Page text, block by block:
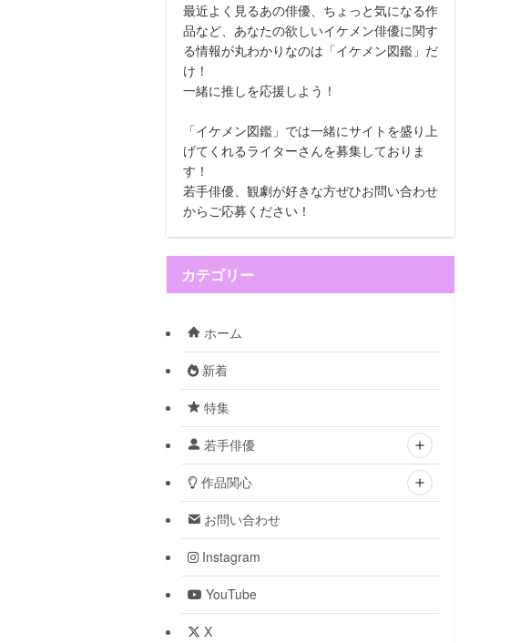
最近よく見るあの俳優、ちょっと気になる作
品など、あなたの欲しいイケメン俳優に関す
る情報が丸わかりなのは「イケメン図鑑」だ
け！
一緒に推しを応援しよう！
「イケメン図鑑」では一緒にサイトを盛り上
げてくれるライターさんを募集しておりま
す！
若手俳優、観劇が好きな方ぜひお問い合わせ
からご応募ください！
カテゴリー
ホーム
新着
特集
若手俳優
作品関心
お問い合わせ
Instagram
YouTube
X